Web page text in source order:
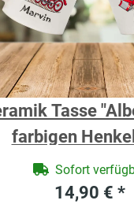
Tasse
farbigen
Motivdruck
Sofort
14,90 € *